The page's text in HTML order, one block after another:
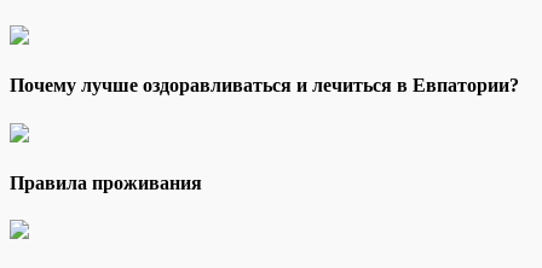
Почему лучше оздоравливаться и лечиться в Евпатории?
Правила проживания